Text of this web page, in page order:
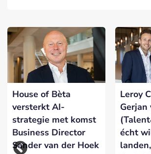
House of Bèta
versterkt AI-
strategie met komst
Business Director
Sander van der Hoek
Leroy
Gerjan
écht